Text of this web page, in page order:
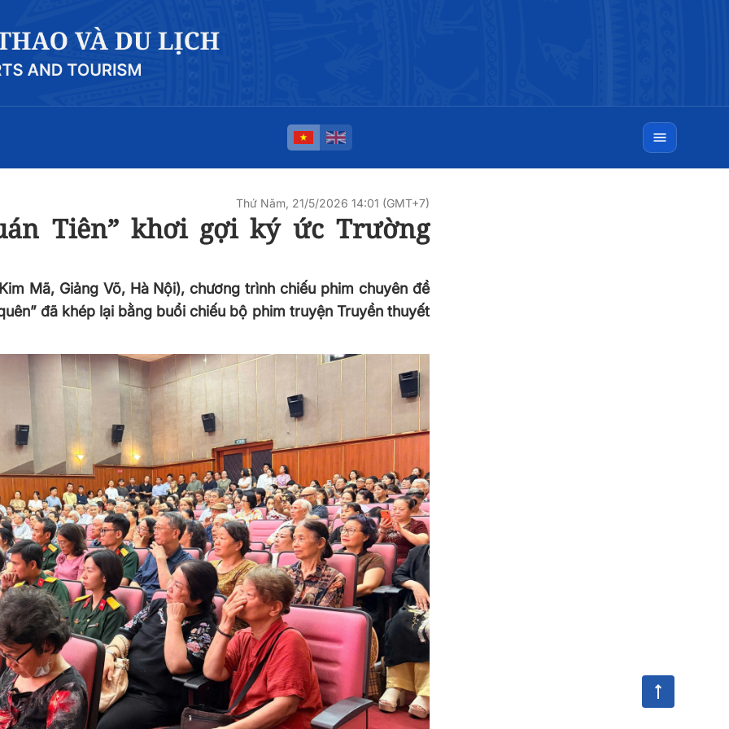
Thứ Năm, 21/5/2026 14:01 (GMT+7)
Tiên” khơi gợi ký ức Trường
Mã, Giảng Võ, Hà Nội), chương trình chiếu phim chuyên đề
đã khép lại bằng buổi chiếu bộ phim truyện Truyền thuyết